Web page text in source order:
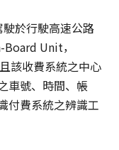
於行駛高速公路
Unit，
該收費系統之中心
車號、時間、帳
付費系統之辨識工